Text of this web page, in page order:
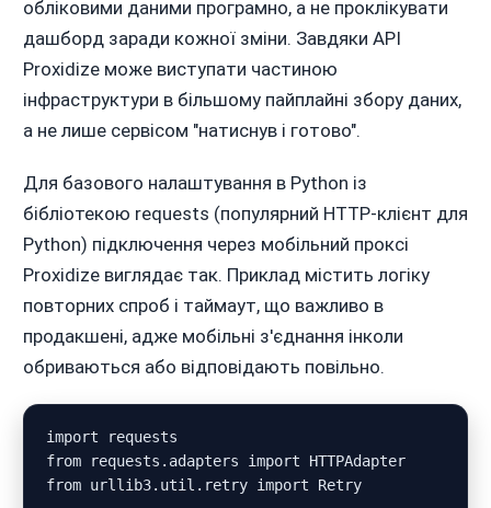
обліковими даними програмно, а не проклікувати
дашборд заради кожної зміни. Завдяки API
Proxidize може виступати частиною
інфраструктури в більшому пайплайні збору даних,
а не лише сервісом "натиснув і готово".
Для базового налаштування в Python із
бібліотекою requests (популярний HTTP-клієнт для
Python) підключення через мобільний проксі
Proxidize виглядає так. Приклад містить логіку
повторних спроб і таймаут, що важливо в
продакшені, адже мобільні з'єднання інколи
обриваються або відповідають повільно.
import requests
from requests.adapters import HTTPAdapter
from urllib3.util.retry import Retry